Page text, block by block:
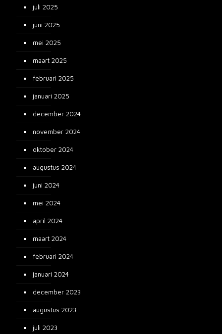
juli 2025
juni 2025
mei 2025
maart 2025
februari 2025
januari 2025
december 2024
november 2024
oktober 2024
augustus 2024
juni 2024
mei 2024
april 2024
maart 2024
februari 2024
januari 2024
december 2023
augustus 2023
juli 2023